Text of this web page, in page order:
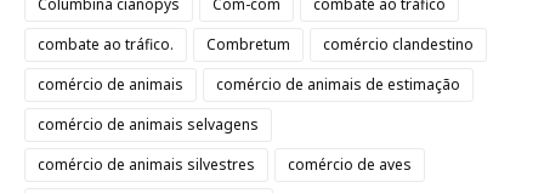
Columbina cianopys
Com-com
combate ao tráfico
combate ao tráfico.
Combretum
comércio clandestino
comércio de animais
comércio de animais de estimação
comércio de animais selvagens
comércio de animais silvestres
comércio de aves